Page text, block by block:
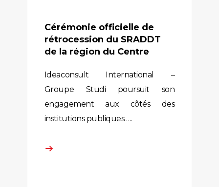
Cérémonie officielle de
rétrocession du SRADDT
de la région du Centre
Ideaconsult International –
Groupe Studi poursuit son
engagement aux côtés des
institutions publiques…..